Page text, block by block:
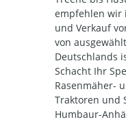
empfehlen wir
und Verkauf
von
Deutschlands
Schacht Ihr
Rasenmäher-
Traktoren und
Humbaur-